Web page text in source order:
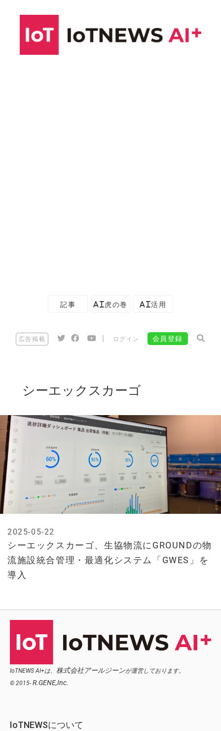
記事 AI虎の巻 AI活用
広告掲載 ログイン 会員登録
シーエックスカーゴ
シーエックスカーゴ、生協物流にGROUNDの物
流施設統合管理・最適化システム「GWES」を
導入
2025-05-22
IoTNEWS AI+は、 株式会社アールジーンが運営しております。
© 2015- R.GENE,Inc.
IoTNEWSについて